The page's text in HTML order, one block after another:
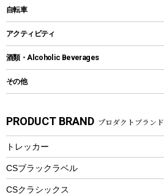
グランドシート
ガイドロープ
ツール
焚き火台&ストーブ
火起こし
バーベキューツール
クッキングツール
ナイフ
カトラリー
マグカップ、カップ
ステンレスボトル
フードボトル
ディズニーボトル
保冷剤
リュック、バックパック
トートバッグ、サコッシュ
ショッピングキャリー
その他アウトドア雑貨
スプレー関係
ツール、他
インフレータブル
カヤック
パドル
ヘルメット
エアーポンプ
アクセサリー
自転車
折りたたみ自転車
スポーツサイクル
シティサイクル
自転車ウェア
アクティビティ
マリン
ラッシュガード
パラソル
フローティングベスト
ヘルメット
酒類・Alcoholic Beverages
その他
湯たんぽ
防災用品
PRODUCT BRAND プロダクトブランド
トレッカー
CSブラックラベル
CSクラシックス